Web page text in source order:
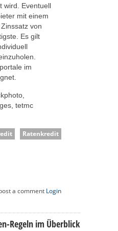
wird. Eventuell
mit einem
von
Es gilt
im
tetmc
Ratenkredit
a comment Login
Regeln im Überblick